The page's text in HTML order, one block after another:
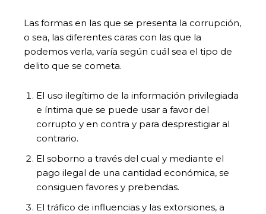
Las formas en las que se presenta la corrupción,
o sea, las diferentes caras con las que la
podemos verla, varía según cuál sea el tipo de
delito que se cometa.
El uso ilegítimo de la información privilegiada
e íntima que se puede usar a favor del
corrupto y en contra y para desprestigiar al
contrario.
El soborno a través del cual y mediante el
pago ilegal de una cantidad económica, se
consiguen favores y prebendas.
El tráfico de influencias y las extorsiones, a